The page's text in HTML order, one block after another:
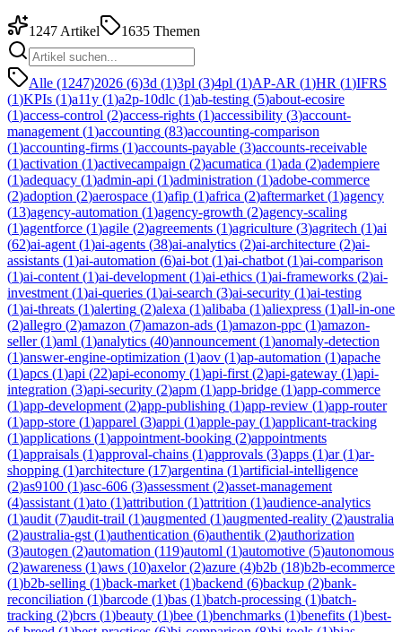
1247 Artikel 1635 Themen
Alle (1247)2026 (6)3d (1)3pl (3)4pl (1)AP-AR (1)HR (1)IFRS
(1)KPIs (1)a11y (1)a2p-10dlc (1)ab-testing (5)about-ecosire
(1)access-control (2)access-rights (1)accessibility (3)account-
management (1)accounting (83)accounting-comparison
(1)accounting-firms (1)accounts-payable (3)accounts-receivable
(1)activation (1)activecampaign (2)acumatica (1)ada (2)adempiere
(1)adequacy (1)admin-api (1)administration (1)adobe-commerce
(2)adoption (2)aerospace (1)afip (1)africa (2)aftermarket (1)agency
(13)agency-automation (1)agency-growth (2)agency-scaling
(1)agentforce (1)agile (2)agreements (1)agriculture (3)agritech (1)ai
(62)ai-agent (1)ai-agents (38)ai-analytics (2)ai-architecture (2)ai-
assistants (1)ai-automation (6)ai-bot (1)ai-chatbot (1)ai-comparison
(1)ai-content (1)ai-development (1)ai-ethics (1)ai-frameworks (2)ai-
investment (1)ai-queries (1)ai-search (3)ai-security (1)ai-testing
(1)ai-threats (1)alerting (2)alexa (1)alibaba (1)aliexpress (1)all-in-one
(2)allegro (2)amazon (7)amazon-ads (1)amazon-ppc (1)amazon-
seller(1)aml (1)analytics (40)announcement (1)anomaly-detection
(1)answer-engine-optimization (1)aov (1)ap-automation (1)apache
(1)apcs (1)api (22)api-economy (1)api-first (2)api-gateway (1)api-
integration (3)api-security (2)apm (1)app-bridge (1)app-commerce
(1)app-development (2)app-publishing (1)app-review (1)app-router
(1)app-store (1)apparel (3)appi (1)apple-pay (1)applicant-tracking
(1)applications (1)appointment-booking (2)appointments
(1)appraisals (1)approval-chains (1)approvals (3)apps (1)ar(1)ar-
shopping (1)architecture (17)argentina (1)artificial-intelligence
(2)as9100 (1)asc-606 (3)assessment (2)asset-management
(4)assistant (1)ato (1)attribution (1)attrition (1)audience-analytics
(1)audit (7)audit-trail (1)augmented (1)augmented-reality (2)australia
(2)australia-gst (1)authentication (6)authentik (2)authorization
(3)autogen (2)automation (119)automl (1)automotive (5)autonomous
(2)awareness (1)aws (10)axelor(2)azure (4)b2b (18)b2b-ecommerce
(1)b2b-selling (1)back-market (1)backend (6)backup (2)bank-
reconciliation (1)barcode (1)bas (1)batch-processing (1)batch-
tracking (2)bcrs (1)beauty (1)bee (1)benchmarks (1)benefits (1)best-